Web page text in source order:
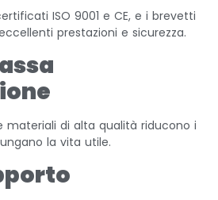
ISO 9001 e CE, e i brevetti
prestazioni e sicurezza.
materiali di alta qualità riducono i
la vita utile.